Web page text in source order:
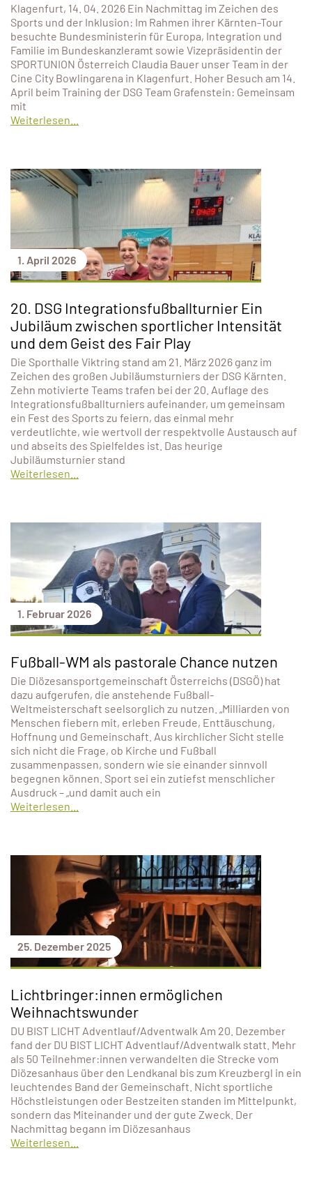
Klagenfurt, 14. 04. 2026 Ein Nachmittag im Zeichen des
Sports und der Inklusion: Im Rahmen ihrer Kärnten-Tour
besuchte Bundesministerin für Europa, Integration und
Familie im Bundeskanzleramt sowie Vizepräsidentin der
SPORTUNION Österreich Claudia Bauer unser Team in der
Cine City Bowlingarena in Klagenfurt. Hoher Besuch am 14.
April beim Training der DSG Team Grafenstein: Gemeinsam
mit
Weiterlesen...
1. April 2026
20. DSG Integrationsfußballturnier Ein
Jubiläum zwischen sportlicher Intensität
und dem Geist des Fair Play
Die Sporthalle Viktring stand am 21. März 2026 ganz im
Zeichen des großen Jubiläumsturniers der DSG Kärnten.
Zehn motivierte Teams trafen bei der 20. Auflage des
Integrationsfußballturniers aufeinander, um gemeinsam
ein Fest des Sports zu feiern, das einmal mehr
verdeutlichte, wie wertvoll der respektvolle Austausch auf
und abseits des Spielfeldes ist. Das heurige
Jubiläumsturnier stand
Weiterlesen...
1. Februar 2026
Fußball-WM als pastorale Chance nutzen
Die Diözesansportgemeinschaft Österreichs (DSGÖ) hat
dazu aufgerufen, die anstehende Fußball-
Weltmeisterschaft seelsorglich zu nutzen. „Milliarden von
Menschen fiebern mit, erleben Freude, Enttäuschung,
Hoffnung und Gemeinschaft. Aus kirchlicher Sicht stelle
sich nicht die Frage, ob Kirche und Fußball
zusammenpassen, sondern wie sie einander sinnvoll
begegnen können. Sport sei ein zutiefst menschlicher
Ausdruck – „und damit auch ein
Weiterlesen...
25. Dezember 2025
Lichtbringer:innen ermöglichen
Weihnachtswunder
DU BIST LICHT Adventlauf/Adventwalk Am 20. Dezember
fand der DU BIST LICHT Adventlauf/Adventwalk statt. Mehr
als 50 Teilnehmer:innen verwandelten die Strecke vom
Diözesanhaus über den Lendkanal bis zum Kreuzbergl in ein
leuchtendes Band der Gemeinschaft. Nicht sportliche
Höchstleistungen oder Bestzeiten standen im Mittelpunkt,
sondern das Miteinander und der gute Zweck. Der
Nachmittag begann im Diözesanhaus
Weiterlesen...